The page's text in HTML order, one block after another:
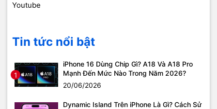
Youtube
Tin tức nổi bật
1
iPhone 16 Dùng Chip Gì? A18 Và A18 Pro
Mạnh Đến Mức Nào Trong Năm 2026?
20/06/2026
Dynamic Island Trên iPhone Là Gì? Cách Sử